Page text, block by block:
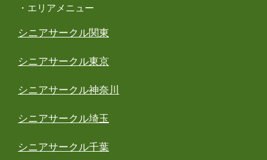
・エリアメニュー
シニアサークル関東
シニアサークル東京
シニアサークル神奈川
シニアサークル埼玉
シニアサークル千葉